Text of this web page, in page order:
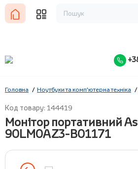
Головна Ноутбуки та комп'ютерна техніка
Код товару: 144419
Монітор портативний
90LM0AZ3-B01171